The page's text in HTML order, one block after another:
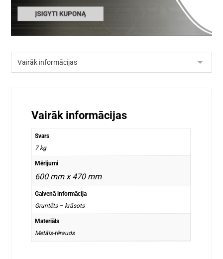
Vairāk informācijas
Svars
7 kg
Mērījumi
600 mm x 470 mm
Galvenā informācija
Gruntēts – krāsots
Materiāls
Metāls-tērauds